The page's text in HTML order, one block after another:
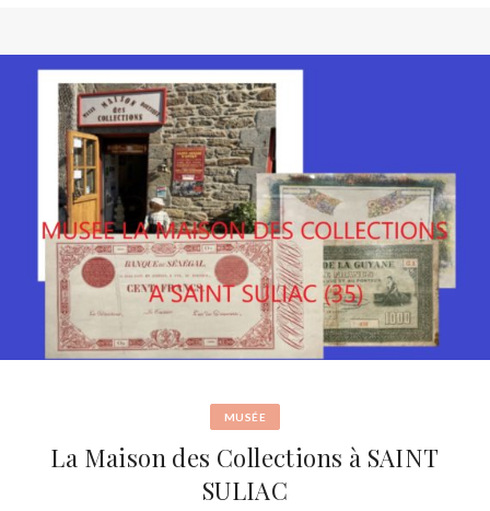
MUSÉE
La Maison des Collections à SAINT
SULIAC